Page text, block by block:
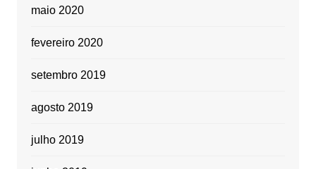
maio 2020
fevereiro 2020
setembro 2019
agosto 2019
julho 2019